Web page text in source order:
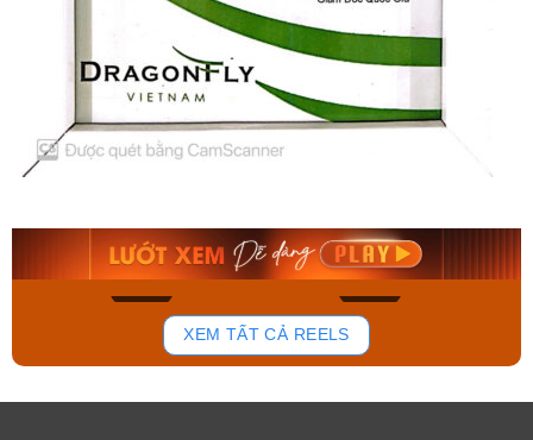
191
Mua ngay Mua ngay
XEM TẤT CẢ REELS